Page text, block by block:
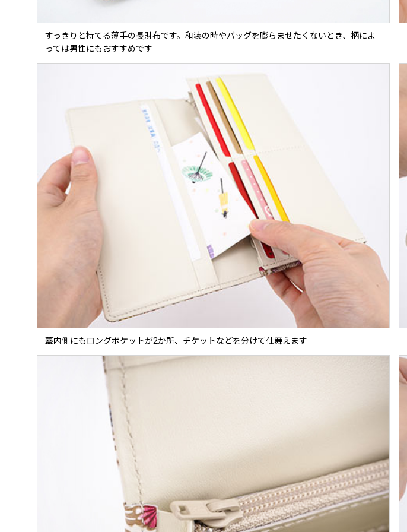
すっきりと持てる薄手の長財布です。和装の時やバッグを膨らませたくないとき、柄によ
っては男性にもおすすめです
蓋内側にもロングポケットが2か所、チケットなどを分けて仕舞えます